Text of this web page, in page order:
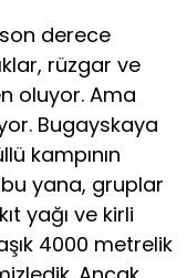
derece
rüzgar ve
oluyor. Ama
Bugayskaya
kampının
bu yana, gruplar
yağı ve kirli
4000 metrelik